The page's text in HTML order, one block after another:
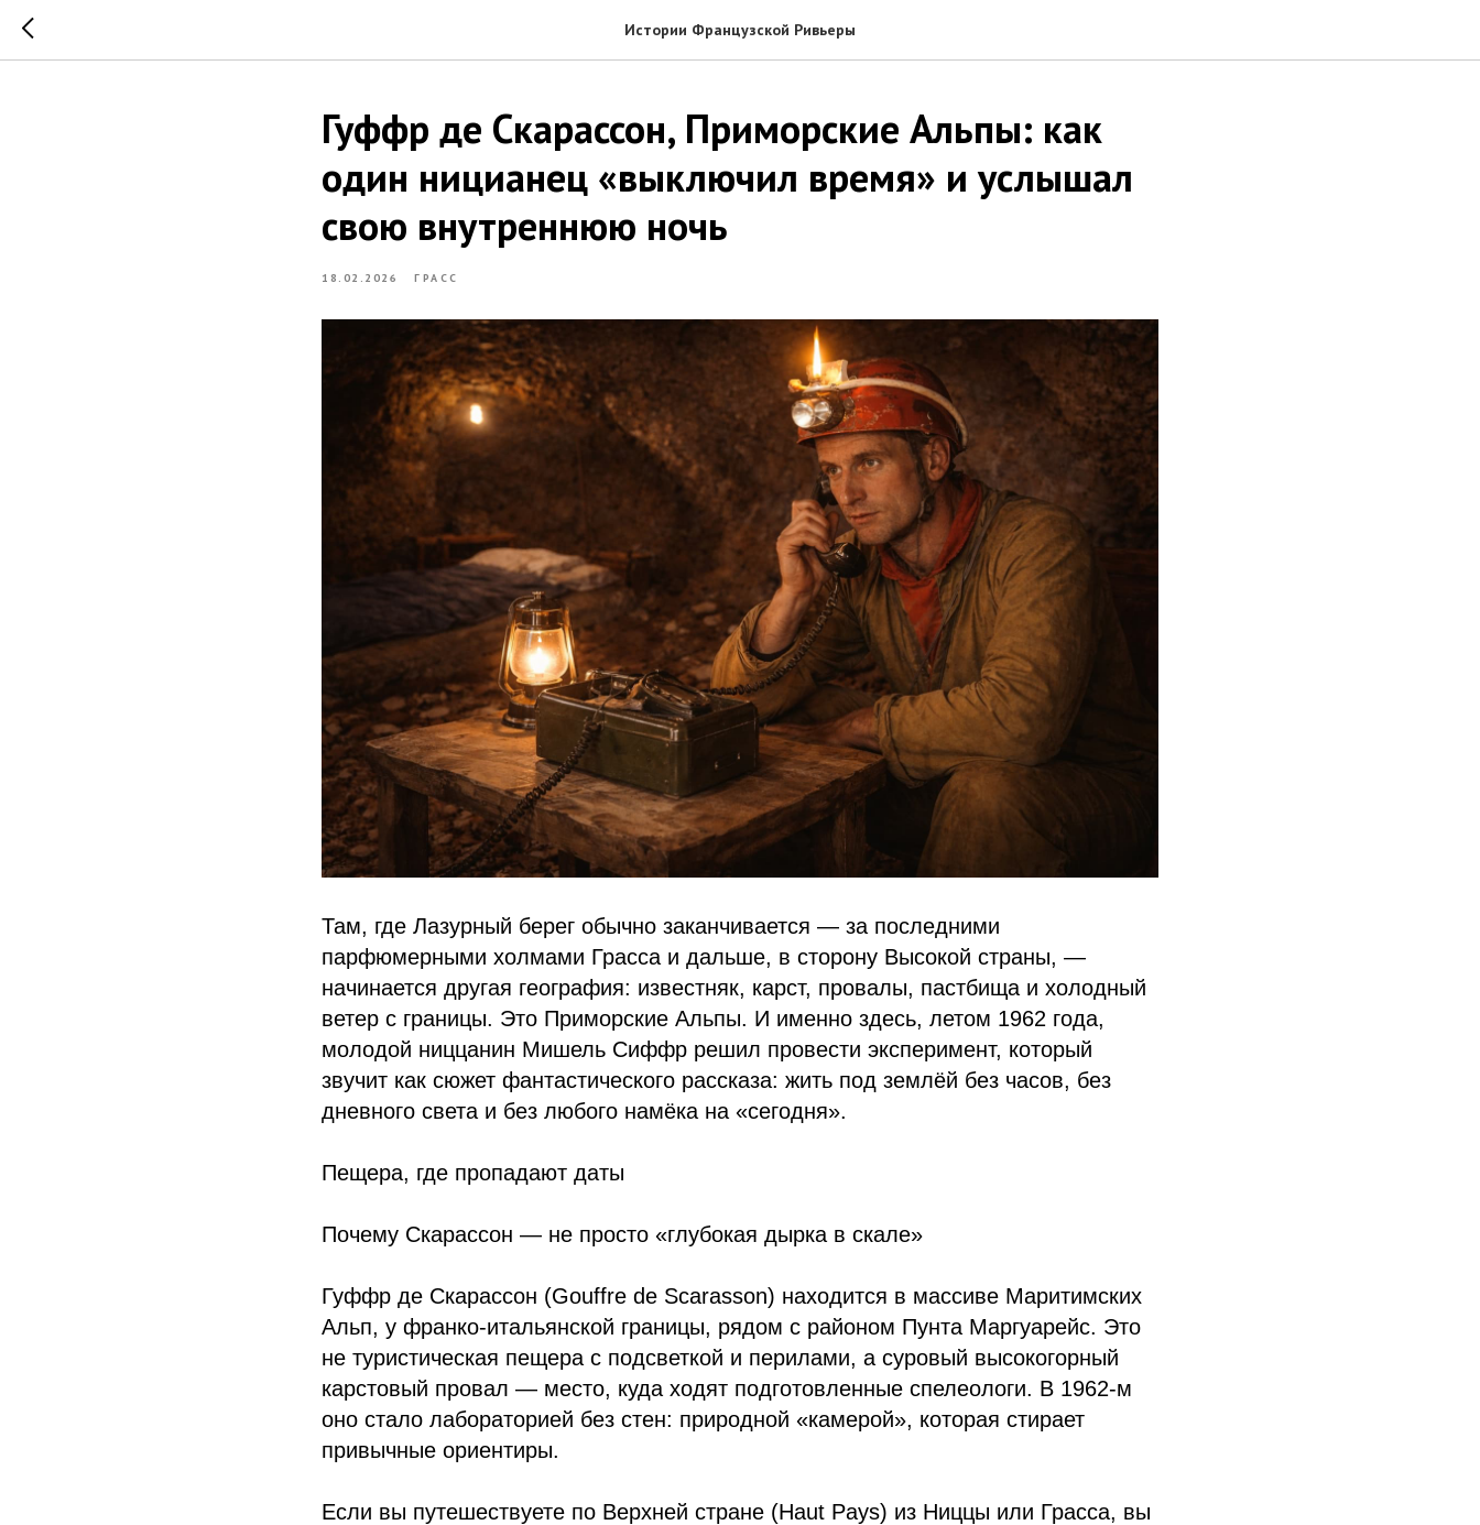
Истории Французской Ривьеры
Гуффр де Скарассон, Приморские Альпы: как
один ницианец «выключил время» и услышал
свою внутреннюю ночь
18.02.2026 ГРАСС
Там, где Лазурный берег обычно заканчивается — за последними
парфюмерными холмами Грасса и дальше, в сторону Высокой страны, —
начинается другая география: известняк, карст, провалы, пастбища и холодный
ветер с границы. Это Приморские Альпы. И именно здесь, летом 1962 года,
молодой ниццанин Мишель Сиффр решил провести эксперимент, который
звучит как сюжет фантастического рассказа: жить под землёй без часов, без
дневного света и без любого намёка на «сегодня».
Пещера, где пропадают даты
Почему Скарассон — не просто «глубокая дырка в скале»
Гуффр де Скарассон (Gouffre de Scarasson) находится в массиве Маритимских
Альп, у франко-итальянской границы, рядом с районом Пунта Маргуарейс. Это
не туристическая пещера с подсветкой и перилами, а суровый высокогорный
карстовый провал — место, куда ходят подготовленные спелеологи. В 1962-м
оно стало лабораторией без стен: природной «камерой», которая стирает
привычные ориентиры.
Если вы путешествуете по Верхней стране (Haut Pays) из Ниццы или Грасса, вы